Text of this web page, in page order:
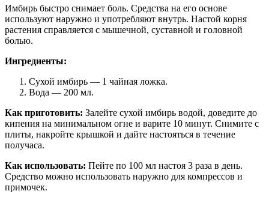
Имбирь быстро снимает боль. Средства на его основе
используют наружно и употребляют внутрь. Настой корня
растения справляется с мышечной, суставной и головной
болью.
Ингредиенты:
Сухой имбирь — 1 чайная ложка.
Вода — 200 мл.
Как приготовить: Залейте сухой имбирь водой, доведите до
кипения на минимальном огне и варите 10 минут. Снимите с
плиты, накройте крышкой и дайте настояться в течение
получаса.
Как использовать: Пейте по 100 мл настоя 3 раза в день.
Средство можно использовать наружно для компрессов и
примочек.